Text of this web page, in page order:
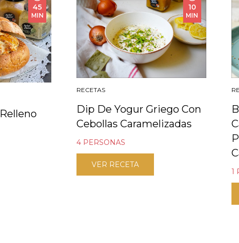
45
MIN
10
MIN
RECETAS
Dip De Yogur Griego Con
Cebollas Caramelizadas
4 PERSONAS
VER RECETA
1